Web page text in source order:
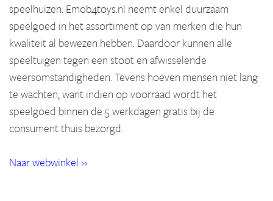
speelhuizen. Emob4toys.nl neemt enkel duurzaam
speelgoed in het assortiment op van merken die hun
kwaliteit al bewezen hebben. Daardoor kunnen alle
speeltuigen tegen een stoot en afwisselende
weersomstandigheden. Tevens hoeven mensen niet lang
te wachten, want indien op voorraad wordt het
speelgoed binnen de 5 werkdagen gratis bij de
consument thuis bezorgd.
Naar webwinkel »